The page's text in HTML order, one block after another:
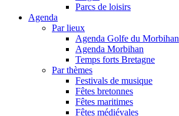
Parcs de loisirs
Agenda
Par lieux
Agenda Golfe du Morbihan
Agenda Morbihan
Temps forts Bretagne
Par thèmes
Festivals de musique
Fêtes bretonnes
Fêtes maritimes
Fêtes médiévales